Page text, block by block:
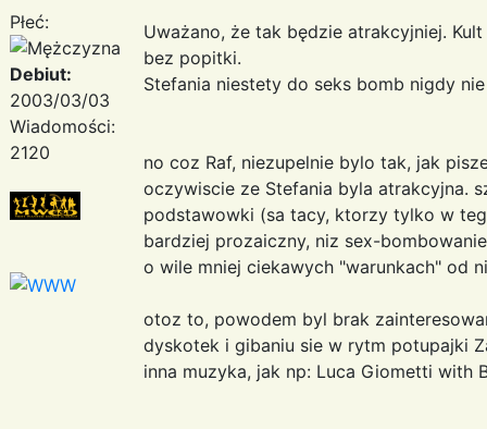
Płeć:
Debiut:
2003/03/03
Wiadomości:
2120
Uważano, że tak będzie atrakcyjniej. Kult
bez popitki.
Stefania niestety do seks bomb nigdy nie
no coz Raf, niezupelnie bylo tak, jak
oczywiscie ze Stefania byla atrakcyjna.
podstawowki (sa tacy, ktorzy tylko w
bardziej prozaiczny, niz sex-
o wile mniej ciekawych "warunkach" od
otoz to, powodem byl brak
dyskotek i gibaniu sie w rytm potupajki
inna muzyka, jak np: Luca Giometti with